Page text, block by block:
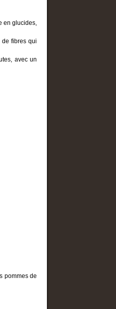
en glucides,
de fibres qui
avec un
pommes de